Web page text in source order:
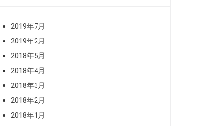
2019年7月
2019年2月
2018年5月
2018年4月
2018年3月
2018年2月
2018年1月